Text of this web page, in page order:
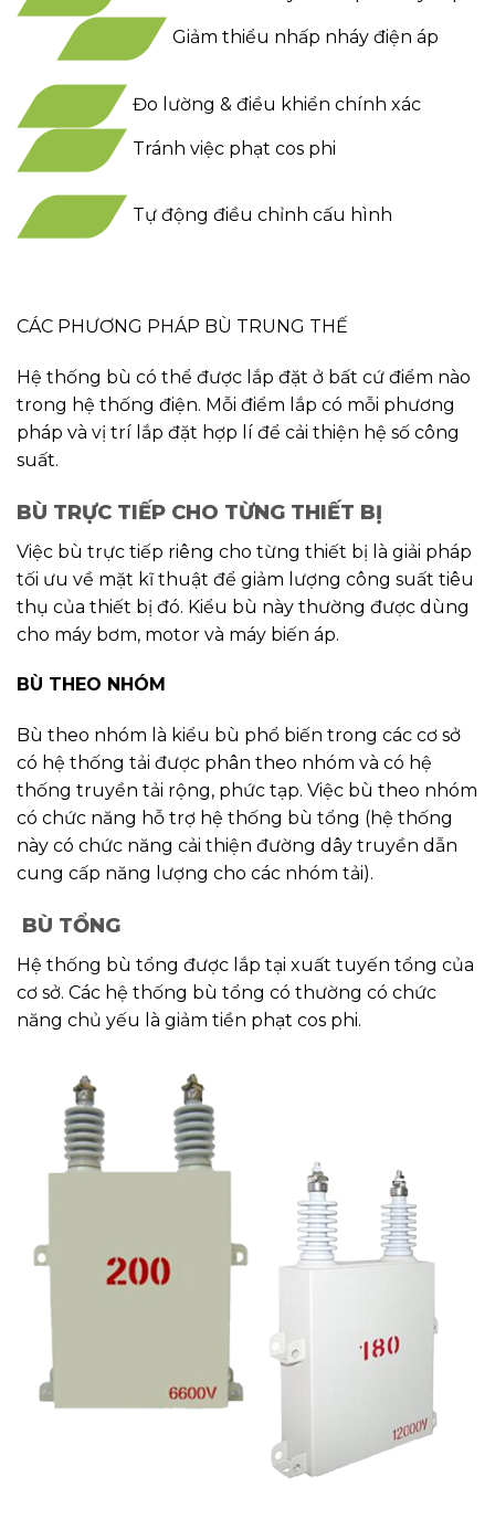
Giảm thiểu nhấp nháy điện áp
Đo lường & điều khiển chính xác
Tránh việc phạt cos phi
Tự động điều chỉnh cấu hình
CÁC PHƯƠNG PHÁP BÙ TRUNG THẾ
Hệ thống bù có thể được lắp đặt ở bất cứ điểm nào
trong hệ thống điện. Mỗi điểm lắp có mỗi phương
pháp và vị trí lắp đặt hợp lí để cải thiện hệ số công
suất.
BÙ TRỰC TIẾP CHO TỪNG THIẾT BỊ
Việc bù trực tiếp riêng cho từng thiết bị là giải pháp
tối ưu về mặt kĩ thuật để giảm lượng công suất tiêu
thụ của thiết bị đó. Kiểu bù này thường được dùng
cho máy bơm, motor và máy biến áp.
BÙ THEO NHÓM
Bù theo nhóm là kiểu bù phổ biến trong các cơ sở
có hệ thống tải được phân theo nhóm và có hệ
thống truyền tải rộng, phức tạp. Việc bù theo nhóm
có chức năng hỗ trợ hệ thống bù tổng (hệ thống
này có chức năng cải thiện đường dây truyền dẫn
cung cấp năng lượng cho các nhóm tải).
BÙ TỔNG
Hệ thống bù tổng được lắp tại xuất tuyến tổng của
cơ sở. Các hệ thống bù tổng có thường có chức
năng chủ yếu là giảm tiền phạt cos phi.